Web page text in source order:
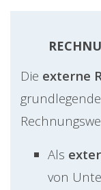
Die externe
Als
von